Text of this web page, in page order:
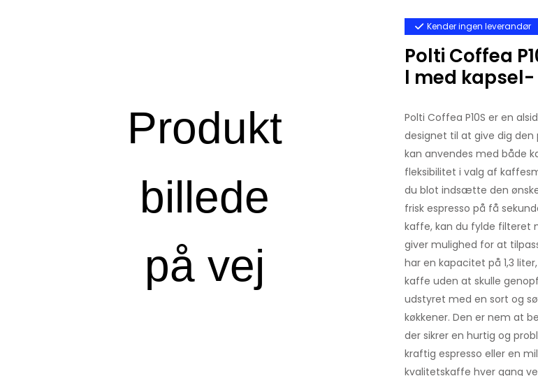
Kender ingen leverandør
Polti Coffea
l med
Polti Coffea P10S er en
designet til at give dig
kan anvendes med både
fleksibilitet i valg af
du blot indsætte den
frisk espresso på få
kaffe, kan du fylde filteret
giver mulighed for at
har en kapacitet på 1,3
kaffe uden at skulle
udstyret med en sort og
køkkener. Den er nem at
der sikrer en hurtig og
kraftig espresso eller en
kvalitetskaffe hver gang